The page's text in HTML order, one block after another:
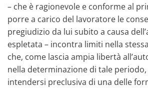
– che è ragionevole e conforme al
porre a carico del lavoratore le
pregiudizio da lui subito a causa
espletata – incontra limiti nella
che, come lascia ampia libertà
nella determinazione di tale
intendersi preclusiva di una delle